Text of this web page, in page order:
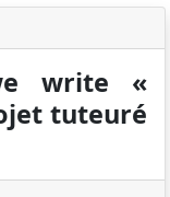
write «
tuteuré